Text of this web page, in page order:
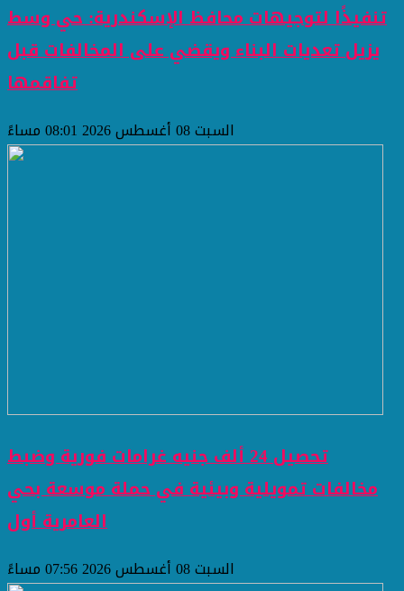
تنفيذًا لتوجيهات محافظ الإسكندرية: حي وسط
يزيل تعديات البناء ويقضي على المخالفات قبل
تفاقمها
السبت 08 أغسطس 2026 08:01 مساءً
تحصيل 24 ألف جنيه غرامات فورية وضبط
مخالفات تمويلية وبيئية في حملة موسعة بحي
العامرية أول
السبت 08 أغسطس 2026 07:56 مساءً